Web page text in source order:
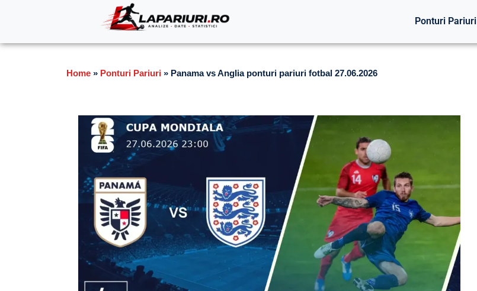
Ponturi Pariuri
Home » Ponturi Pariuri » Panama vs Anglia ponturi pariuri fotbal 27.06.2026